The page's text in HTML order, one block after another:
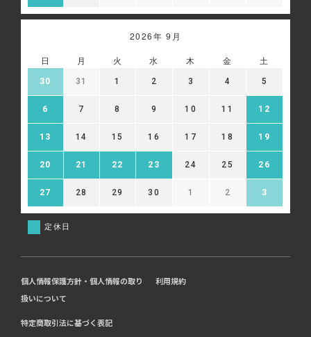
2026年 9月
日 月 火 水 木 金 土
30 31 1 2 3 4 5
6 7 8 9 10 11 12
13 14 15 16 17 18 19
20 21 22 23 24 25 26
27 28 29 30 1 2 3
定休日
個人情報保護方針・個人情報の取り
扱いについて
利用規約
特定商取引法に基づく表記